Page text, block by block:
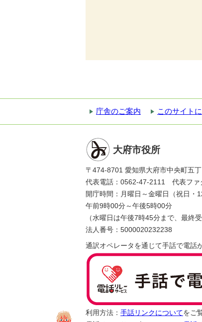
庁舎のご案内 このサイト
大府市役所
〒474-8701 愛知県大府市中央町五
代表電話：0562-47-2111 代表ファ
開庁時間：月曜日～金曜日（祝日・
午前9時00分～午後5時00分
（水曜日は午後7時45分まで、最終
法人番号：5000020232238
通訳オペレータを通じて手話で電話
利用方法： 手話リンクについてをご